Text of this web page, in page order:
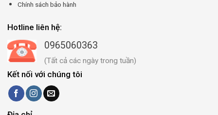
Chính sách bảo hành
Hotline liên hệ:
0965060363
(Tất cả các ngày trong tuần)
Kết nối với chúng tôi